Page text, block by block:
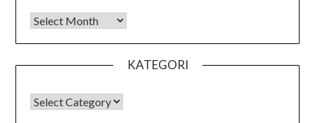
Arsip
KATEGORI
KATEGORI